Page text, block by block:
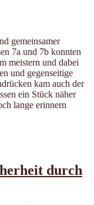
gemeinsamer
7a und 7b konnten
meistern und dabei
und gegenseitige
kam auch der
ein Stück näher
lange erinnern
durch